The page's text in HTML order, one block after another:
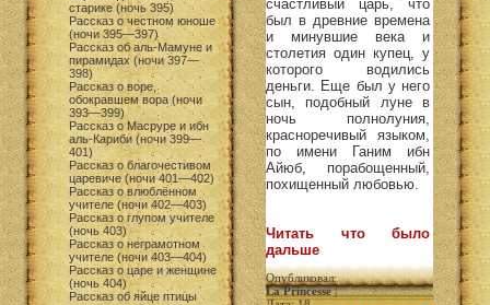
старике (ночь 395)
Рассказ о честном юноше
(ночи 395—397)
Рассказ об аль-Мамуне и
пирамидах (ночи 397—
398)
Рассказ о воре,
обокравшем вора (ночи
393—399)
Рассказ о Масруре и ибн
аль-Кариби (ночи 399—
401)
Рассказ о благочестивом
царевиче (ночи 401—402)
Рассказ о влюблённом
учителе (ночи 402—403)
Рассказ о глупом учителе
(ночь 403)
Рассказ о неграмотном
учителе (ночи 403—404)
Рассказ о царе и женщине
(ночь 404)
Рассказ об яйце птицы
счастливый царь, что
был в древние времена
и минувшие века и
столетия один купец, у
которого водились
деньги. Еще был у него
сын, подобный луне в
ночь полнолуния,
красноречивый языком,
по имени Ганим ибн
Айюб, порабощенный,
похищенный любовью.
Читать что было
дальше
Опубликовал:
La Princesse|